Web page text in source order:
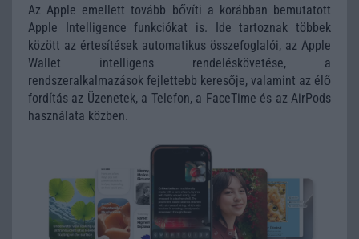
Az Apple emellett tovább bővíti a korábban bemutatott
Apple Intelligence funkciókat is. Ide tartoznak többek
között az értesítések automatikus összefoglalói, az Apple
Wallet intelligens rendeléskövetése, a
rendszeralkalmazások fejlettebb keresője, valamint az élő
fordítás az Üzenetek, a Telefon, a FaceTime és az AirPods
használata közben.